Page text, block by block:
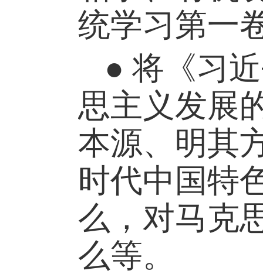
统学习第一
● 将《习
思主义发展
本源、明其
时代中国特
么，对马克
么等。